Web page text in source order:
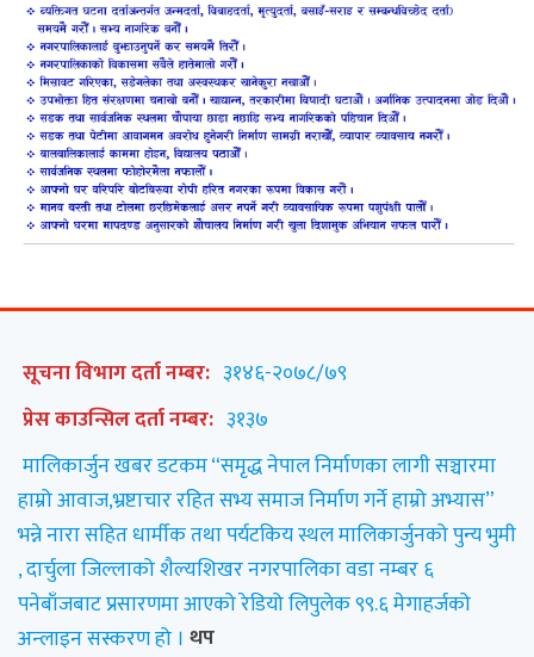
सूचना विभाग दर्ता नम्बर: ३१४६-२०७८/७९
प्रेस काउन्सिल दर्ता नम्बर: ३१३७
मालिकार्जुन खबर डटकम “समृद्ध नेपाल निर्माणका लागी सञ्चारमा
हाम्रो आवाज,भ्रष्टाचार रहित सभ्य समाज निर्माण गर्ने हाम्रो अभ्यास”
भन्ने नारा सहित धार्मीक तथा पर्यटकिय स्थल मालिकार्जुनको पुन्य भुमी
, दार्चुला जिल्लाको शैल्यशिखर नगरपालिका वडा नम्बर ६
पनेबाँजबाट प्रसारणमा आएको रेडियो लिपुलेक ९९.६ मेगाहर्जको
अन्लाइन सस्करण हो । थप